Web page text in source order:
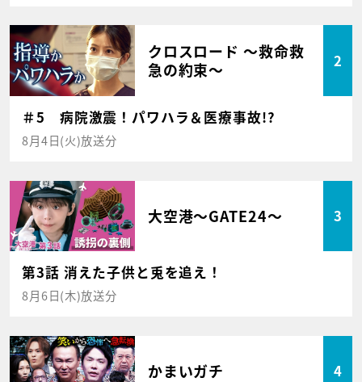
クロスロード ～救命救
急の約束～
2
＃5 病院激震！パワハラ＆医療事故!?
8月4日(火)放送分
大空港～GATE24～ 3
第3話 消えた子供と兎を追え！
8月6日(木)放送分
かまいガチ 4